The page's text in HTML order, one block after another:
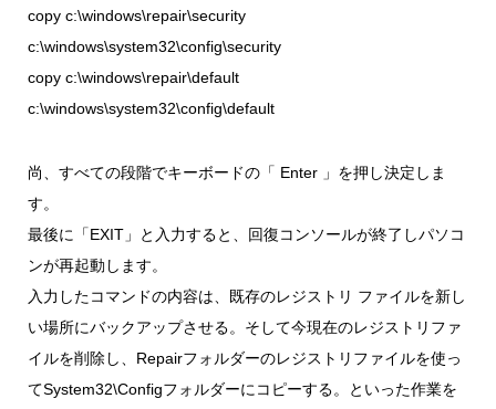
copy c:\windows\repair\security
c:\windows\system32\config\security
copy c:\windows\repair\default
c:\windows\system32\config\default
尚、すべての段階でキーボードの「 Enter 」を押し決定しま
す。
最後に「EXIT」と入力すると、回復コンソールが終了しパソコ
ンが再起動します。
入力したコマンドの内容は、既存のレジストリ ファイルを新し
い場所にバックアップさせる。そして今現在のレジストリファ
イルを削除し、Repairフォルダーのレジストリファイルを使っ
てSystem32\Configフォルダーにコピーする。といった作業を